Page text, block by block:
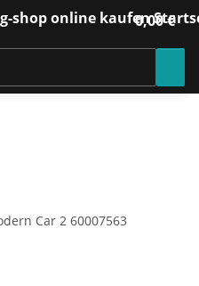
0,00 €